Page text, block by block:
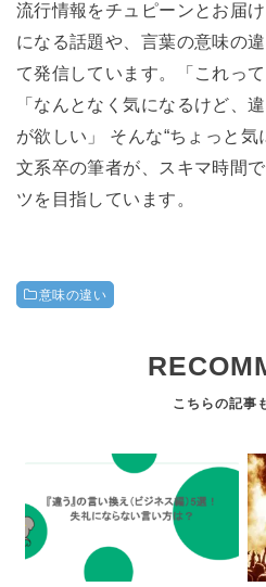
流行情報をチュピーンとお届
になる話題や、言葉の意味の
て発信しています。「これっ
「なんとなく気になるけど、
が欲しい」 そんな“ちょっと気
文系卒の筆者が、スキマ時間
ツを目指しています。
意味の違い